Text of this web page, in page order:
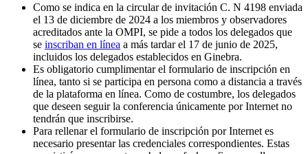
Como se indica en la circular de invitación C. N 4198 enviada
el 13 de diciembre de 2024 a los miembros y observadores
acreditados ante la OMPI, se pide a todos los delegados que
se inscriban en línea a más tardar el 17 de junio de 2025,
incluidos los delegados establecidos en Ginebra.
Es obligatorio cumplimentar el formulario de inscripción en
línea, tanto si se participa en persona como a distancia a través
de la plataforma en línea. Como de costumbre, los delegados
que deseen seguir la conferencia únicamente por Internet no
tendrán que inscribirse.
Para rellenar el formulario de inscripción por Internet es
necesario presentar las credenciales correspondientes. Estas